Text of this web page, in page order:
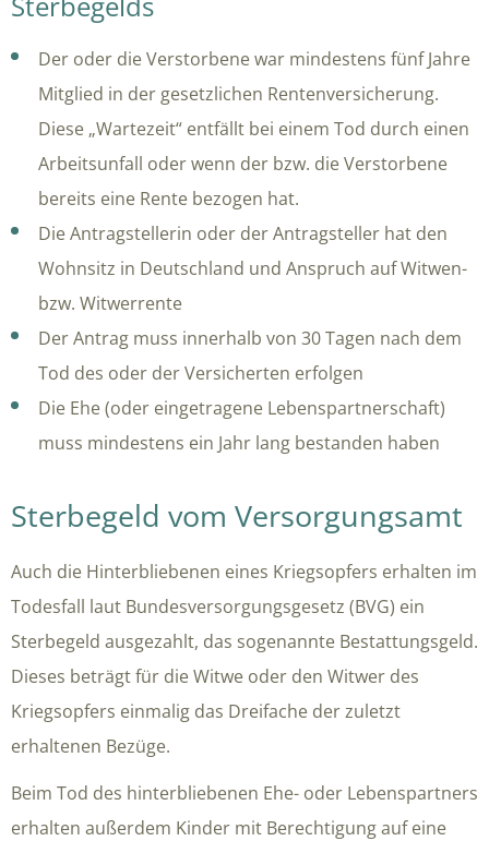
Der oder die Verstorbene war mindestens fünf Jahre
Mitglied in der gesetzlichen Rentenversicherung.
Diese „Wartezeit“ entfällt bei einem Tod durch einen
Arbeitsunfall oder wenn der bzw. die Verstorbene
bereits eine Rente bezogen hat.
Die Antragstellerin oder der Antragsteller hat den
Wohnsitz in Deutschland und Anspruch auf Witwen-
bzw. Witwerrente
Der Antrag muss innerhalb von 30 Tagen nach dem
Tod des oder der Versicherten erfolgen
Die Ehe (oder eingetragene Lebenspartnerschaft)
muss mindestens ein Jahr lang bestanden haben
Sterbegeld vom Versorgungsamt
Auch die Hinterbliebenen eines Kriegsopfers erhalten im
Todesfall laut Bundesversorgungsgesetz (BVG) ein
Sterbegeld ausgezahlt, das sogenannte Bestattungsgeld.
Dieses beträgt für die Witwe oder den Witwer des
Kriegsopfers einmalig das Dreifache der zuletzt
erhaltenen Bezüge.
Beim Tod des hinterbliebenen Ehe- oder Lebenspartners
erhalten außerdem Kinder mit Berechtigung auf eine